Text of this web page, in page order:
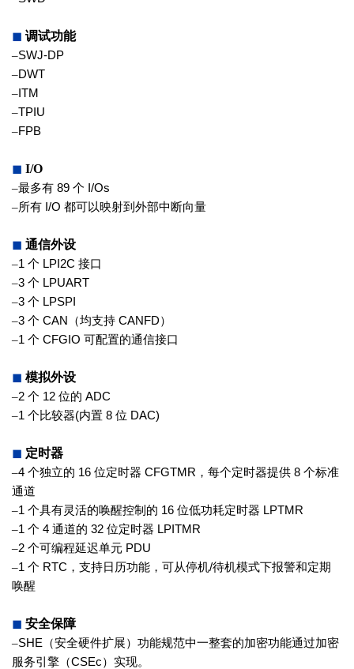
◼ 调试功能
–SWJ-DP
–DWT
– ITM
–TPIU
–FPB
◼ I/O
–最多有 89 个 I/Os
–所有 I/O 都可以映射到外部中断向量
◼ 通信外设
–1 个 LPI2C 接口
–3 个 LPUART
–3 个 LPSPI
–3 个 CAN （均支持 CANFD）
–1 个 CFGIO 可配置的通信接口
◼ 模拟外设
–2 个 12 位的 ADC
–1 个比较器(内置 8 位 DAC)
◼ 定时器
–4 个独立的 16 位定时器 CFGTMR ， 每个定时器提供 8 个标准
通道
–1 个具有灵活的唤醒控制的 16 位低功耗定时器 LPTMR
–1 个 4 通道的 32 位定时器 LPITMR
–2 个可编程延迟单元 PDU
–1 个 RTC ，支持日历功能，可从停机/待机模式下报警和定期
唤醒
◼ 安全保障
–SHE （安全硬件扩展）功能规范中一整套的加密功能通过加密
服务引擎 （CSEc）实现。